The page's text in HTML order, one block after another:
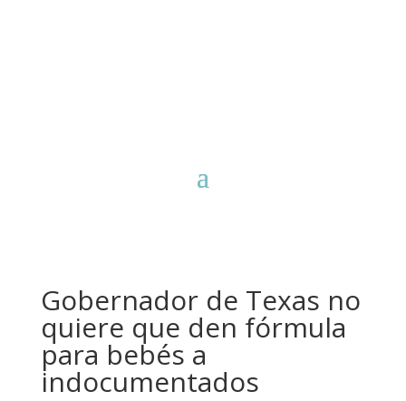
Gobernador de Texas no
quiere que den fórmula
para bebés a
indocumentados